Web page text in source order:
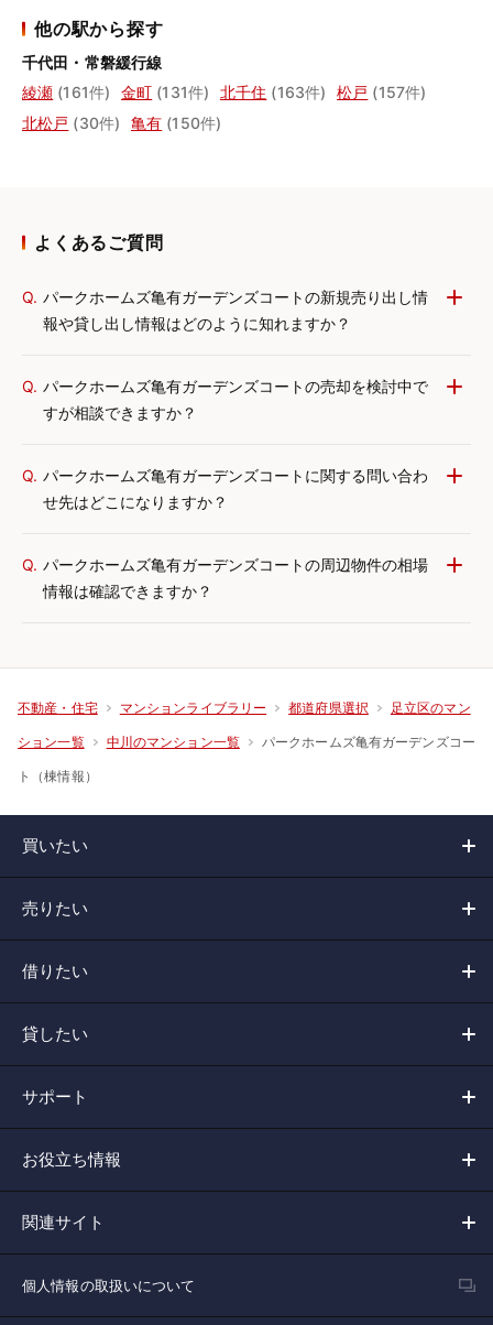
他の駅から探す
千代田・常磐緩行線
綾瀬 (161件) 金町 (131件) 北千住 (163件) 松戸 (157件)
北松戸 (30件) 亀有 (150件)
よくあるご質問
Q. パークホームズ亀有ガーデンズコートの新規売り出し情
報や貸し出し情報はどのように知れますか？
Q. パークホームズ亀有ガーデンズコートの売却を検討中で
すが相談できますか？
Q. パークホームズ亀有ガーデンズコートに関する問い合わ
せ先はどこになりますか？
Q. パークホームズ亀有ガーデンズコートの周辺物件の相場
情報は確認できますか？
不動産・住宅 マンションライブラリー 都道府県選択 足立区のマン
ション一覧 中川のマンション一覧 パークホームズ亀有ガーデンズコー
ト（棟情報）
買いたい
売りたい
借りたい
貸したい
サポート
お役立ち情報
関連サイト
個人情報の取扱いについて